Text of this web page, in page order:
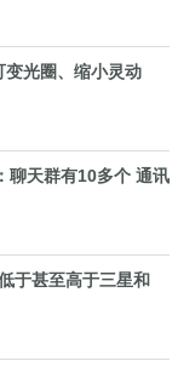
光圈、缩小灵动
聊天群有10多个 通讯
于甚至高于三星和